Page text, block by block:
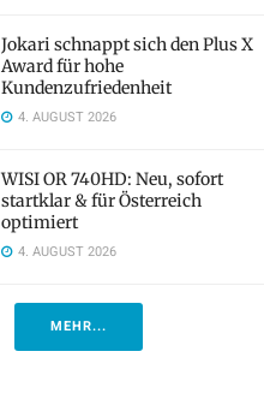
Jokari schnappt sich den Plus X
Award für hohe
Kundenzufriedenheit
4. AUGUST 2026
WISI OR 740HD: Neu, sofort
startklar & für Österreich
optimiert
4. AUGUST 2026
MEHR...